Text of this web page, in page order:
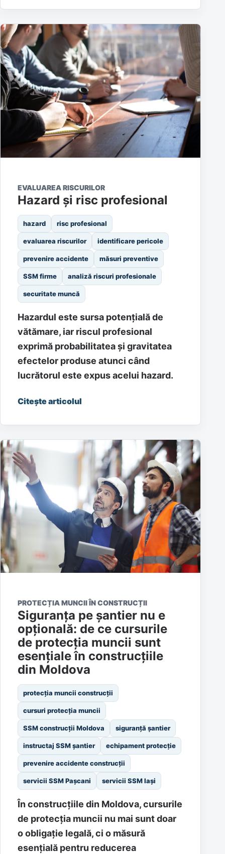
EVALUAREA RISCURILOR
Hazard și risc profesional
hazard risc profesional
evaluarea riscurilor identificare pericole
prevenire accidente măsuri preventive
SSM firme analiză riscuri profesionale
securitate muncă
Hazardul este sursa potențială de
vătămare, iar riscul profesional
exprimă probabilitatea și gravitatea
efectelor produse atunci când
lucrătorul este expus acelui hazard.
Citește articolul
PROTECȚIA MUNCII ÎN CONSTRUCȚII
Siguranța pe șantier nu e
opțională: de ce cursurile
de protecția muncii sunt
esențiale în construcțiile
din Moldova
protecția muncii construcții
cursuri protecția muncii
SSM construcții Moldova siguranță șantier
instructaj SSM șantier echipament protecție
prevenire accidente construcții
servicii SSM Pașcani servicii SSM Iași
În construcțiile din Moldova, cursurile
de protecția muncii nu mai sunt doar
o obligație legală, ci o măsură
esențială pentru reducerea